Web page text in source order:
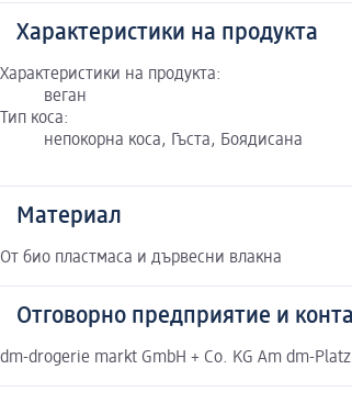
Характеристики на продукта
Характеристики на продукта:
веган
Тип коса:
непокорна коса, Гъста, Боядисана
Материал
От био пластмаса и дървесни влакна
Отговорно предприятие и
dm-drogerie markt GmbH + Co. KG Am dm-